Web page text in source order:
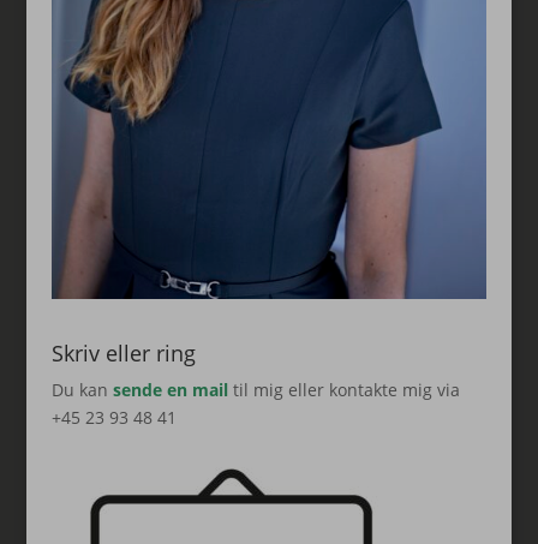
Skriv eller ring
Du kan sende en mail til mig eller kontakte mig via
+45 23 93 48 41